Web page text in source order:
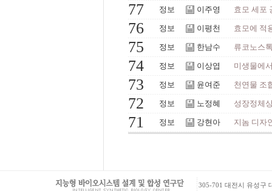
77 정보 이주영 효모 세포
76 정보 이평천 효모에 적
75 정보 한남수 류코노스
74 정보 이상엽 미생물에
73 정보 윤여준 천연물 조
72 정보 노정혜 성장정체
71 정보 강현아 지놈 디자
305-701 대전시 유성구